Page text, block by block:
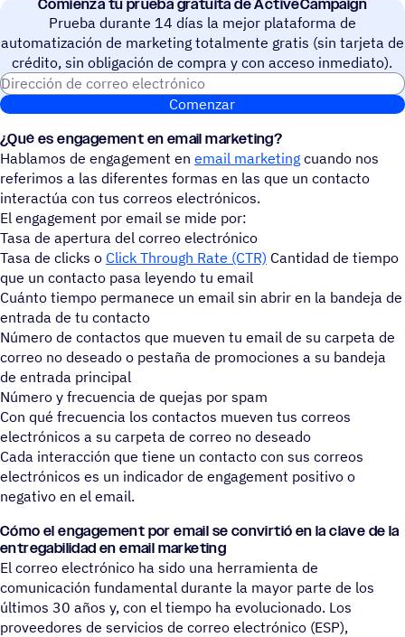
Comienza tu prueba gratuita de ActiveCampaign
Prueba durante 14 días la mejor plataforma de
automatización de marketing totalmente gratis (sin tarjeta de
crédito, sin obligación de compra y con acceso inmediato).
Dirección de correo electrónico
Comenzar
¿Qué es engagement en email marketing?
Hablamos de engagement en email marketing cuando nos
referimos a las diferentes formas en las que un contacto
interactúa con tus correos electrónicos.
El engagement por email se mide por:
Tasa de apertura del correo electrónico
Tasa de clicks o Click Through Rate (CTR) Cantidad de tiempo
que un contacto pasa leyendo tu email
Cuánto tiempo permanece un email sin abrir en la bandeja de
entrada de tu contacto
Número de contactos que mueven tu email de su carpeta de
correo no deseado o pestaña de promociones a su bandeja
de entrada principal
Número y frecuencia de quejas por spam
Con qué frecuencia los contactos mueven tus correos
electrónicos a su carpeta de correo no deseado
Cada interacción que tiene un contacto con sus correos
electrónicos es un indicador de engagement positivo o
negativo en el email.
Cómo el engagement por email se convirtió en la clave de la
entregabilidad en email marketing
El correo electrónico ha sido una herramienta de
comunicación fundamental durante la mayor parte de los
últimos 30 años y, con el tiempo ha evolucionado. Los
proveedores de servicios de correo electrónico (ESP),